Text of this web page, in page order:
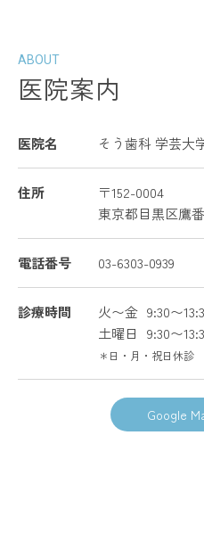
ABOUT
医院案内
医院名 そう歯科 学芸大
住所
〒152-0004
東京都目黒区鷹
電話番号 03-6303-0939
診療時間 火〜金 9:30〜
土曜日
9:30〜
＊日・月・祝日休診
Google